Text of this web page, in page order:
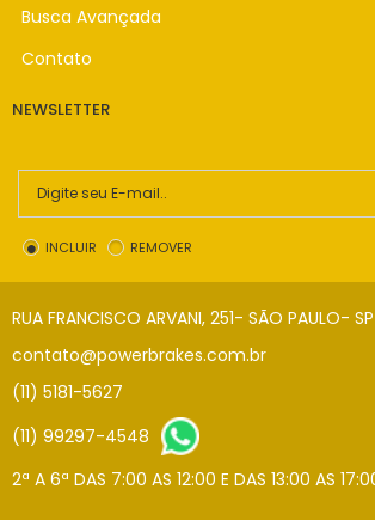
Busca Avançada
Contato
NEWSLETTER
INCLUIR REMOVER
RUA FRANCISCO ARVANI, 251- SÃO PAULO-
contato@powerbrakes.com.br
(11) 5181-5627
(11) 99297-4548
2ª A 6ª DAS 7:00 AS 12:00 E DAS 13:00 AS